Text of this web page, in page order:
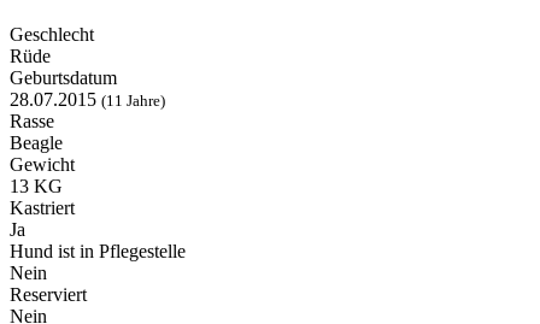
Geschlecht
Rüde
Geburtsdatum
28.07.2015 (11 Jahre)
Rasse
Beagle
Gewicht
13 KG
Kastriert
Ja
Hund ist in Pflegestelle
Nein
Reserviert
Nein